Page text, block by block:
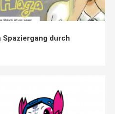
Spaziergang durch